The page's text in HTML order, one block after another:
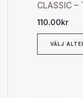
CLASSIC
110.00kr
VÄLJ